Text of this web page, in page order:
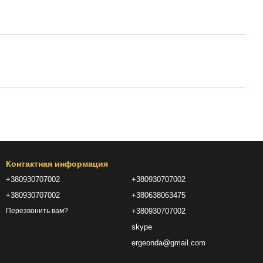
Контактная информация
+380930707002
+380930707002
Перезвонить вам?
+380930707002
+380638063475
+380930707002
skype
ergeonda@gmail.com